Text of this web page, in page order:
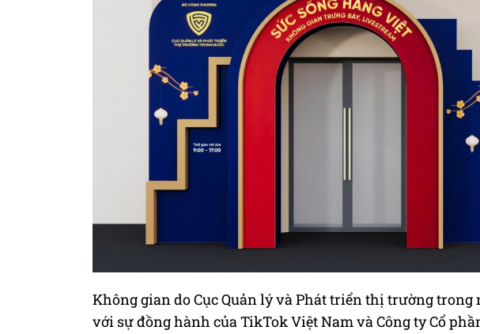
Không gian do Cục Quản lý và Phát triển thị trường trong
với sự đồng hành của TikTok Việt Nam và Công ty Cổ